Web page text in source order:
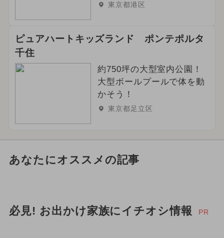
東京都港区
ピュアハートキッズランド ポンテポルタ
千住
約750坪の大型室内公園！
大型ボールプールで体を動
かそう！
東京都足立区
あなたにオススメの記事
必見! お出かけ家族にイチオシ情報 PR